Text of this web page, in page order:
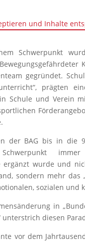
und Inhalte
Schwerpunkt
gegründet.
prägten
Schule und Verein
der BAG bis in die
Schwerpunkt
ergänzt wurde und
sondern mehr das
sozialen und
in
unterstrich diesen
vor dem